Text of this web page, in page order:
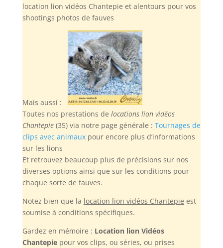
location lion vidéos Chantepie et alentours pour vos
shootings photos de fauves
Mais aussi :
Toutes nos prestations de locations lion vidéos
Chantepie(35) via notre page générale : Tournages de
clips avec animauxpour encore plus d’informations
sur les lions
Et retrouvez beaucoup plus de précisions sur nos
diverses options ainsi que sur les conditions pour
chaque sorte de fauves.
Notez bien que la location lion vidéos Chantepie est
soumise à conditions spécifiques.
Gardez en mémoire : Location lion Vidéos
Chantepiepour vos clips, ou séries, ou prises